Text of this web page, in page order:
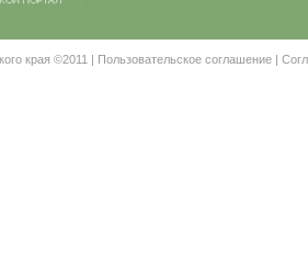
края ©2011 | Пользовательское соглашение |